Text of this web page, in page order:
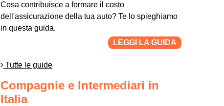
Cosa contribuisce a formare il costo
dell'assicurazione della tua auto? Te lo spieghiamo
in questa guida.
LEGGI LA GUIDA
Tutte le guide
Compagnie e Intermediari in
Italia